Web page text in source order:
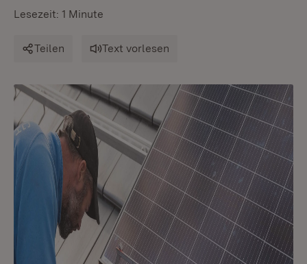
Lesezeit: 1 Minute
Teilen Text vorlesen